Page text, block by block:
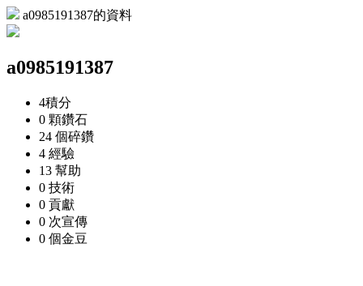
a0985191387的資料
a0985191387
4積分
0 顆鑽石
24 個碎鑽
4 經驗
13 幫助
0 技術
0 貢獻
0 次宣傳
0 個金豆